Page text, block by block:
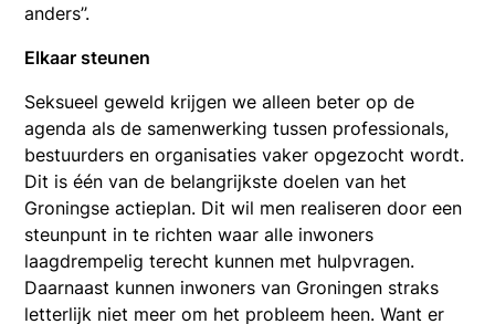
anders’’.
Elkaar steunen
Seksueel geweld krijgen we alleen beter op de
agenda als de samenwerking tussen professionals,
bestuurders en organisaties vaker opgezocht wordt.
Dit is één van de belangrijkste doelen van het
Groningse actieplan. Dit wil men realiseren door een
steunpunt in te richten waar alle inwoners
laagdrempelig terecht kunnen met hulpvragen.
Daarnaast kunnen inwoners van Groningen straks
letterlijk niet meer om het probleem heen. Want er